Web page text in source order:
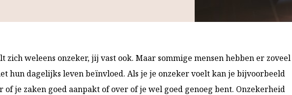
zich weleens onzeker, jij vast ook. Maar sommige mensen hebben er zoveel
hun dagelijks leven beïnvloed. Als je je onzeker voelt kan je bijvoorbeeld
je zaken goed aanpakt of over of je wel goed genoeg bent. Onzekerheid